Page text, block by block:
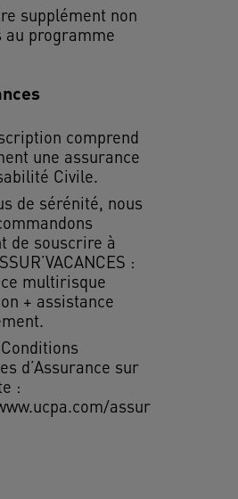
supplément non
au programme
comprend
une assurance
Civile.
de sérénité, nous
de souscrire à
:
multirisque
+ assistance
d’Assurance sur
:
assur